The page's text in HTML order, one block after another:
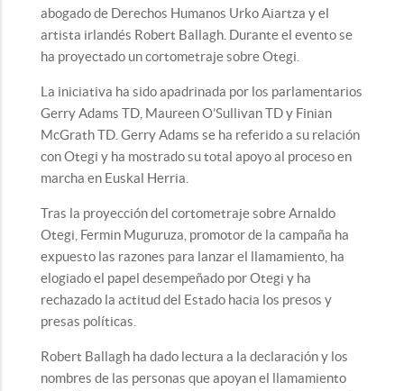
abogado de Derechos Humanos Urko Aiartza y el
artista irlandés Robert Ballagh. Durante el evento se
ha proyectado un cortometraje sobre Otegi.
La iniciativa ha sido apadrinada por los parlamentarios
Gerry Adams TD, Maureen O’Sullivan TD y Finian
McGrath TD. Gerry Adams se ha referido a su relación
con Otegi y ha mostrado su total apoyo al proceso en
marcha en Euskal Herria.
Tras la proyección del cortometraje sobre Arnaldo
Otegi, Fermin Muguruza, promotor de la campaña ha
expuesto las razones para lanzar el llamamiento, ha
elogiado el papel desempeñado por Otegi y ha
rechazado la actitud del Estado hacia los presos y
presas políticas.
Robert Ballagh ha dado lectura a la declaración y los
nombres de las personas que apoyan el llamamiento